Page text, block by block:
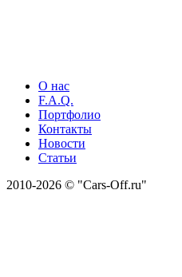
О нас
F.A.Q.
Портфолио
Контакты
Новости
Статьи
2010-2026 © "Cars-Off.ru"